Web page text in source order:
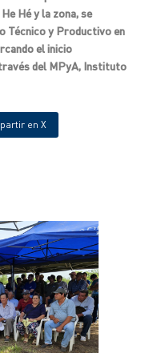
Hé y la zona, se
Técnico y Productivo en
el inicio
del MPyA, Instituto
en X